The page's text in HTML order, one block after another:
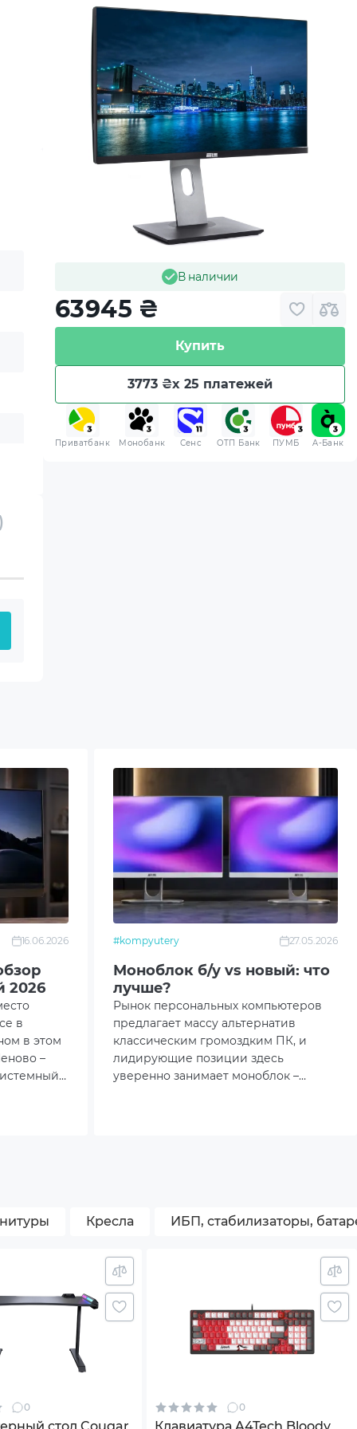
В наличии
63945 ₴
Купить
3773 ₴x 25 платежей
Приватбанк Монобанк Сенс ОТП Банк ПУМБ A-Банк
16.06.2026
2026
в
в этом
–
#kompyutery 27.05.2026
Моноблок б/у vs новый: что
лучше?
Рынок персональных компьютеров
предлагает массу альтернатив
классическим громоздким ПК, и
лидирующие позиции здесь
уверенно занимает моноблок –
Кресла ИБП, стабилизаторы,
0 0
вами